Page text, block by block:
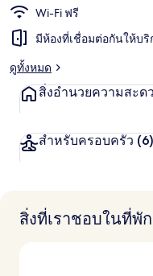
Wi-Fi ฟรี
มีห้องที่เชื่อมต่อกันให้บริ
ดูทั้งหมด
สิ่งอำนวยความสะด
สำหรับครอบครัว (6)
สิ่งที่เราชอบในที่พั